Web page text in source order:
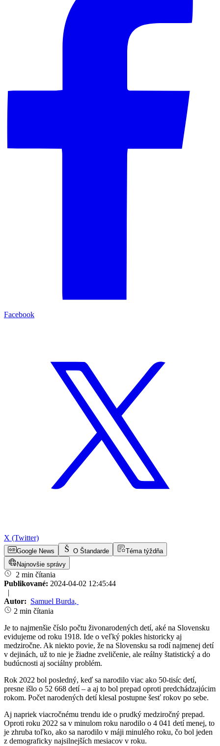
Facebook
X (Twitter)
Google News O Štandarde
Téma týždňa
Najnovšie správy
2 min čítania
Publikované: 2024-04-02 12:45:44
|
Autor: Samuel Burda,
2 min čítania
Je to najmenšie číslo počtu živonarodených detí, aké na Slovensku
evidujeme od roku 1918. Ide o veľký pokles historicky aj
medziročne. Ak niekto povie, že na Slovensku sa rodí najmenej detí
v dejinách, už to nie je žiadne zveličenie, ale reálny štatistický a do
budúcnosti aj sociálny problém.
Rok 2022 bol posledný, keď sa narodilo viac ako 50-tisíc detí,
presne išlo o 52 668 detí – a aj to bol prepad oproti predchádzajúcim
rokom. Počet narodených detí klesal postupne šesť rokov po sebe.
Aj napriek viacročnému trendu ide o prudký medziročný prepad.
Oproti roku 2022 sa v minulom roku narodilo o 4 041 detí menej, to
je zhruba toľko, ako sa narodilo v máji minulého roku, čo bol jeden
z demograficky najsilnejších mesiacov v roku.